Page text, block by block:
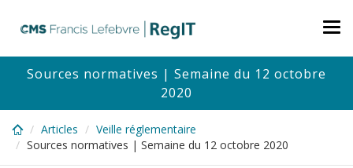
content
Sources normatives | Semaine du 12 octobre
2020
Articles
Veille réglementaire
Sources normatives | Semaine du 12 octobre 2020